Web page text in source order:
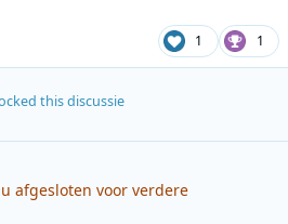
1 1
this discussie
afgesloten voor verdere